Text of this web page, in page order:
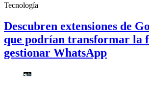
Tecnología
Descubren extensiones de
que podrían transformar la
gestionar WhatsApp